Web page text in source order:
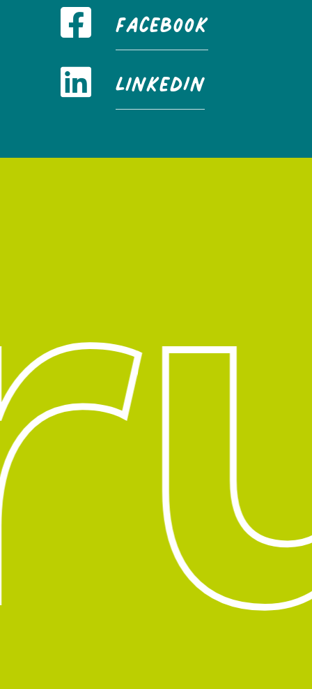
FaceBook
LinkedIn